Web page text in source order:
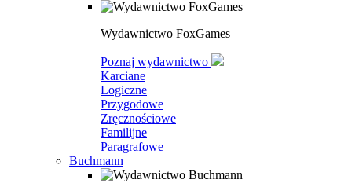
Wydawnictwo FoxGames
Poznaj wydawnictwo
Karciane
Logiczne
Przygodowe
Zręcznościowe
Familijne
Paragrafowe
Buchmann